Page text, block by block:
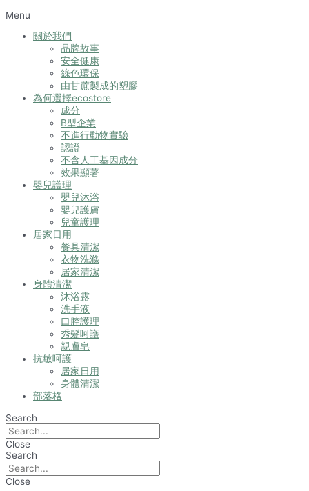
Menu
關於我們
品牌故事
安全健康
綠色環保
由甘蔗製成的塑膠
為何選擇ecostore
成分
B型企業
不進行動物實驗
認證
不含人工基因成分
效果顯著
嬰兒護理
嬰兒沐浴
嬰兒護膚
兒童護理
居家日用
餐具清潔
衣物洗滌
居家清潔
身體清潔
沐浴露
洗手液
口腔護理
秀髮呵護
親膚皂
抗敏呵護
居家日用
身體清潔
部落格
Search
Close
Search
Close